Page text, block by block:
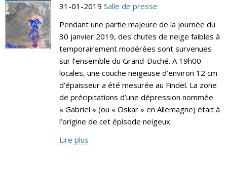
31-01-2019 Salle de presse
Pendant une partie majeure de la journée du
30 janvier 2019, des chutes de neige faibles à
temporairement modérées sont survenues
sur l’ensemble du Grand-Duché. A 19h00
locales, une couche neigeuse d’environ 12 cm
d’épaisseur a été mesurée au Findel. La zone
de précipitations d’une dépression nommée
« Gabriel » (ou « Oskar » en Allemagne) était à
l’origine de cet épisode neigeux.
Lire plus